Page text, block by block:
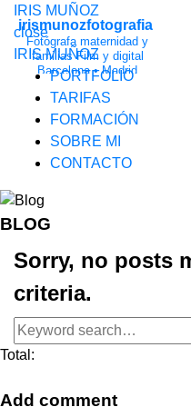
IRIS MUÑOZ
close
IRIS MUÑOZ
PORTFOLIO
TARIFAS
FORMACIÓN
SOBRE MI
CONTACTO
BLOG
Sorry, no posts
criteria.
irismunozfotografia
Fotógrafa maternidad y
familiasFilm y digital
Barcelona • Madrid
fotografia@irismunoz.com
Total:
Add comment